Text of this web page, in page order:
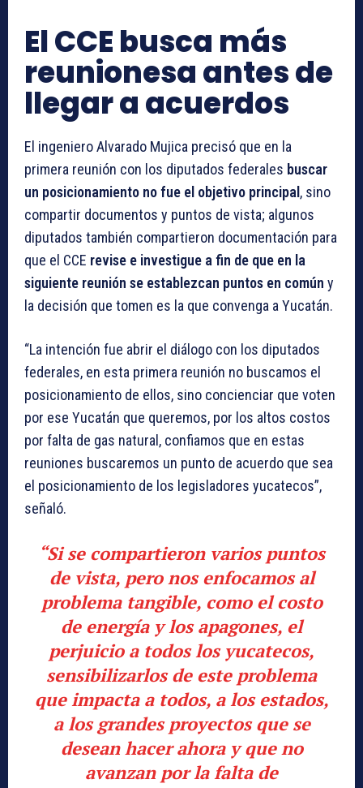
El CCE busca más
reunionesa antes de
llegar a acuerdos
El ingeniero Alvarado Mujica precisó que en la
primera reunión con los diputados federales buscar
un posicionamiento no fue el objetivo principal, sino
compartir documentos y puntos de vista; algunos
diputados también compartieron documentación para
que el CCE revise e investigue a fin de que en la
siguiente reunión se establezcan puntos en común y
la decisión que tomen es la que convenga a Yucatán.
“La intención fue abrir el diálogo con los diputados
federales, en esta primera reunión no buscamos el
posicionamiento de ellos, sino concienciar que voten
por ese Yucatán que queremos, por los altos costos
por falta de gas natural, confiamos que en estas
reuniones buscaremos un punto de acuerdo que sea
el posicionamiento de los legisladores yucatecos”,
señaló.
“Si se compartieron varios puntos
de vista, pero nos enfocamos al
problema tangible, como el costo
de energía y los apagones, el
perjuicio a todos los yucatecos,
sensibilizarlos de este problema
que impacta a todos, a los estados,
a los grandes proyectos que se
desean hacer ahora y que no
avanzan por la falta de